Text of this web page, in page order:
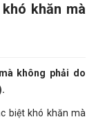
khăn mà
không phải do
biệt khó khăn mà